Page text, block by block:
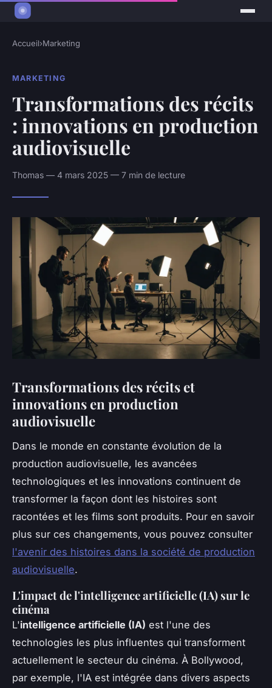
Accueil›Marketing
MARKETING
Transformations des récits
: innovations en production
audiovisuelle
Thomas — 4 mars 2025 — 7 min de lecture
Transformations des récits et
innovations en production
audiovisuelle
Dans le monde en constante évolution de la
production audiovisuelle, les avancées
technologiques et les innovations continuent de
transformer la façon dont les histoires sont
racontées et les films sont produits. Pour en savoir
plus sur ces changements, vous pouvez consulter
l'avenir des histoires dans la société de production
audiovisuelle.
L'impact de l'intelligence artificielle (IA) sur le
cinéma
L'intelligence artificielle (IA) est l'une des
technologies les plus influentes qui transforment
actuellement le secteur du cinéma. À Bollywood,
par exemple, l'IA est intégrée dans divers aspects